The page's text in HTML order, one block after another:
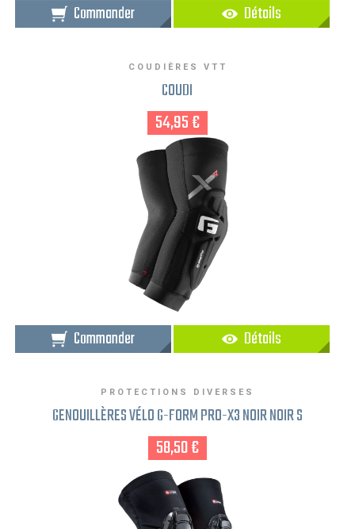
Commander Détails
COUDIÈRES VTT
COUDI
54,95 €
Commander Détails
PROTECTIONS DIVERSES
GENOUILLÈRES VÉLO G-FORM PRO-X3 NOIR NOIR S
58,50 €